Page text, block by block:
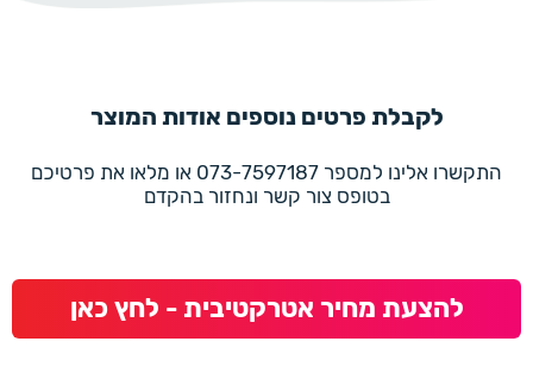
לקבלת פרטים נוספים אודות המוצר
התקשרו אלינו למספר 073-7597187 או מלאו את פרטיכם
בטופס צור קשר ונחזור בהקדם
להצעת מחיר אטרקטיבית - לחץ כאן